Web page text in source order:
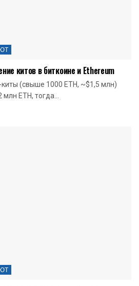
китов в биткоине и Ethereum
(свыше 1000 ETH, ~$1,5 млн)
ETH, тогда...